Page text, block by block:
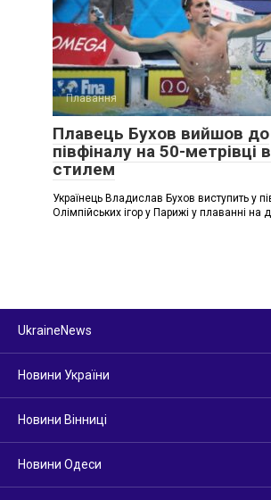
Плавання
Плавець Бухов вийшов до
півфіналу на 50-метрівці
стилем
Українець Владислав Бухов виступить у
Олімпійських ігор у Парижі у плаванні на
UkraineNews
Новини України
Новини Вінниці
Новини Одеси